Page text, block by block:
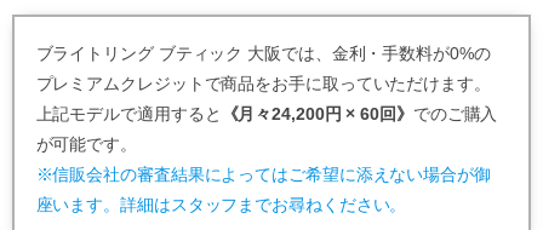
ブライトリング ブティック 大阪では、金利・手数料が0%の
プレミアムクレジットで商品をお手に取っていただけます。
上記モデルで適用すると
《月々24,200円 × 60回》 でのご購入
が可能です。
※信販会社の審査結果によってはご希望に添えない場合が御
座います。詳細はスタッフまでお尋ねください。